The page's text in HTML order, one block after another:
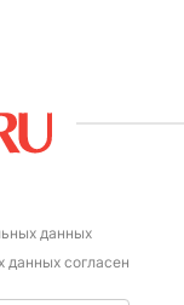
данных
данных согласен